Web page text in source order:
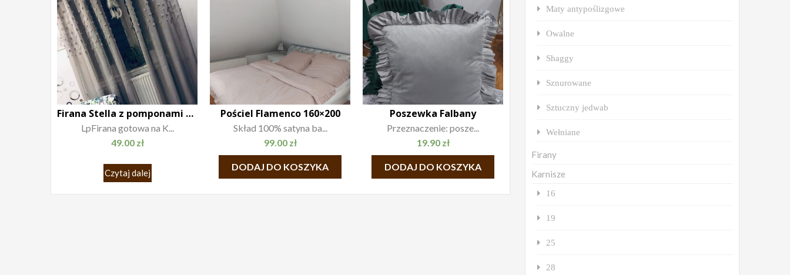
Firana Stella z pomponami 140×250 szara
LpFirana gotowa na K...
49.00 zł
Czytaj dalej
Pościel Flamenco 160×200
Skład 100% satyna ba...
99.00 zł
DODAJ DO KOSZYKA
Poszewka Falbany
Przeznaczenie: posze...
19.90 zł
DODAJ DO KOSZYKA
Maty antypoślizgowe
Owalne
Shaggy
Sznurowane
Sztuczny jedwab
Wełniane
Firany
Karnisze
16
19
25
28